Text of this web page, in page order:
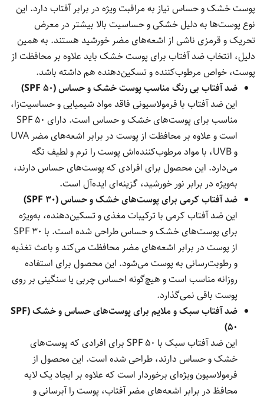
پوست خشک و حساس نیاز به مراقبت ویژه در برابر آفتاب دارد. این
نوع پوست‌ها به دلیل خشکی و حساسیت بالا بیشتر در معرض
تحریک و قرمزی ناشی از اشعه‌های مضر خورشید هستند. به همین
دلیل، انتخاب ضد آفتاب برای پوست خشک باید علاوه بر محافظت از
پوست، خواص مرطوب‌کننده و تسکین‌دهنده هم داشته باشد.
ضد آفتاب بی رنگ مناسب پوست خشک و حساس (SPF 50)
این ضد آفتاب با فرمولاسیونی فاقد مواد شیمیایی و حساسیت‌زا،
مناسب برای پوست‌های خشک و حساس است. دارای SPF 50
است و علاوه بر محافظت از پوست در برابر اشعه‌های مضر UVA
و UVB، با مواد مرطوب‌کننده‌اش پوست را نرم و لطیف نگه
می‌دارد. این محصول برای افرادی که پوست‌های حساس دارند،
به‌ویژه در برابر نور خورشید، گزینه‌ای ایده‌آل است.
ضد آفتاب کرمی برای پوست‌های خشک و حساس (SPF 30)
این ضد آفتاب کرمی با ترکیبات مغذی و تسکین‌دهنده، به‌ویژه
برای پوست‌های خشک و حساس طراحی شده است. با SPF 30
از پوست در برابر اشعه‌های مضر محافظت می‌کند و باعث تغذیه
و رطوبت‌رسانی به پوست می‌شود. این محصول برای استفاده
روزانه مناسب است و هیچ‌گونه احساس چربی یا سنگینی بر روی
پوست باقی نمی‌گذارد.
ضد آفتاب سبک و ملایم برای پوست‌های حساس و خشک (SPF
50)
این ضد آفتاب سبک با SPF 50 برای افرادی که پوست‌های
خشک و حساس دارند، طراحی شده است. این محصول از
فرمولاسیون ویژه‌ای برخوردار است که علاوه بر ایجاد یک لایه
محافظ در برابر اشعه‌های مضر آفتاب، پوست را آبرسانی و